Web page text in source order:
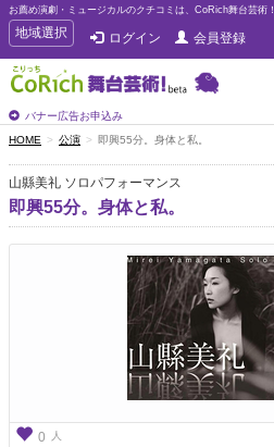
お薦め演劇・ミュージカルのクチコミは、CoRich舞台芸術！
T
o
g
g
e
n
a
v
i
g
地域選択 ログイン 会員登録
バナー広告お申込み
HOME 公演 即興55分。身体と私。
山縣美礼 ソロパフォーマンス
即興55分。身体と私。
0 人